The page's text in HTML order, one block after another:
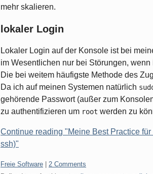
mehr skalieren.
lokaler Login
Lokaler Login auf der Konsole ist bei
im Wesentlichen nur bei Störungen,
Die bei weitem häufigste Methode des
Da ich auf meinen Systemen natürlich
gehörende Passwort (außer zum
zu authentifizieren um root werden zu
Continue reading "Meine Best Practice
ssh)"
Categories:
Freie Software
2 Comments